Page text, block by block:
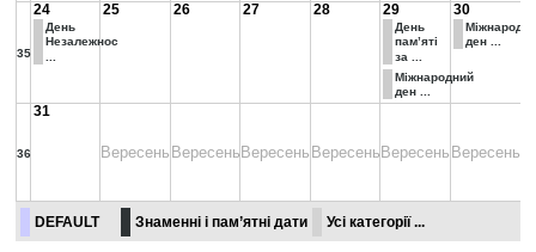
35
24
День
Незалежнос
25 26 27 28 29
День
пам’яті
за ...
Міжнародний
ден ...
30
ден ...
36
31
Вересень Вересень Вересень Вересень Вересень Вересень
DEFAULT Знаменні і пам’ятні дати Усі категорії ...